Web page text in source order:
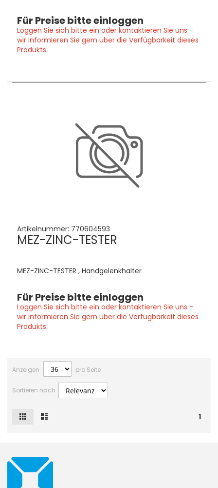
Für Preise bitte einloggen
Loggen Sie sich bitte ein oder kontaktieren Sie uns -
wir informieren Sie gern über die Verfügbarkeit dieses
Produkts.
Artikelnummer: 770604593
MEZ-ZINC-TESTER
MEZ-ZINC-TESTER , Handgelenkhalter
Für Preise bitte einloggen
Loggen Sie sich bitte ein oder kontaktieren Sie uns -
wir informieren Sie gern über die Verfügbarkeit dieses
Produkts.
Anzeigen pro Seite
Sortieren nach
1
Ansicht
Raster